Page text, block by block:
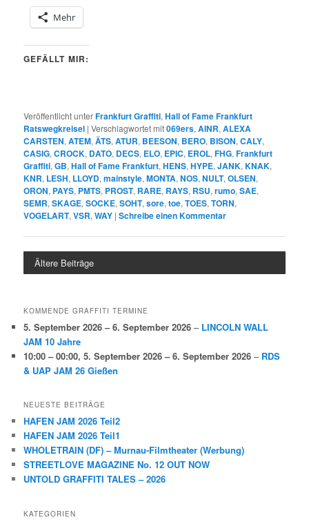
Mehr
GEFÄLLT MIR:
Veröffentlicht unterFrankfurt Graffiti,Hall of Fame Frankfurt
Ratswegkreisel |Verschlagwortet mit069ers,AINR,ALEXA
CARSTEN,ATEM,ÄTS,ATUR, BEESON, BERO, BISON,CALY,
CASIG,CROCK, DATO, DECS, ELO, EPIC, EROL,FHG,Frankfurt
Graffiti,GB,Hall of Fame Frankfurt,HENS,HYPE,JANK,KNAK,
KNR, LESH, LLOYD,mainstyle,MONTA,NOS,NULT,OLSEN,
ORON, PAYS, PMTS, PROST, RARE, RAYS, RSU,rumo,SAE,
SEMR,SKAGE,SOCKE,SOHT,sore,toe,TOES,TORN,
VOGELART,VSR,WAY |Schreibe einen Kommentar
Ältere Beiträge
KOMMENDE GRAFFITI TERMINE
5. September 2026 – 6. September 2026 – LINCOLN WALL
JAM 10 Jahre
10:00 – 00:00,5. September 2026 – 6. September 2026 – RDS
& UAP JAM 26 Gießen
NEUESTE BEITRÄGE
HAFEN JAM 2026 Teil2
HAFEN JAM 2026 Teil1
WHOLETRAIN (DF) – Murnau-Filmtheater (Werbung)
STREETLOVE MAGAZINE No. 12 OUT NOW
UNTOLD GRAFFITI TALES – 2026
KATEGORIEN